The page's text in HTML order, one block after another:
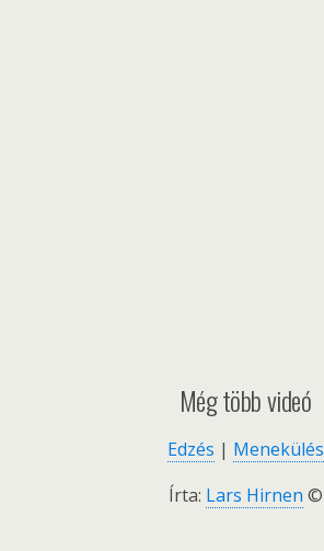
Még több videó
Edzés | Menekülés
Írta: Lars Hirnen ©